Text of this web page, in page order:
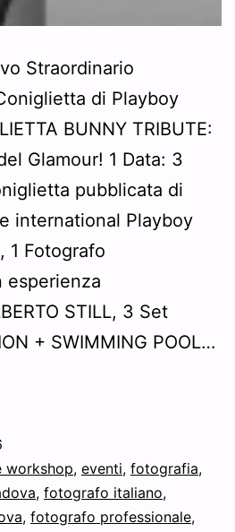
Straordinario
di Playboy
BUNNY TRIBUTE:
Glamour! 1 Data: 3
pubblicata di
international Playboy
1 Fotografo
esperienza
STILL, 3 Set
+ SWIMMING POOL…
workshop, eventi, fotografia,
, fotografo italiano,
, fotografo professionale,